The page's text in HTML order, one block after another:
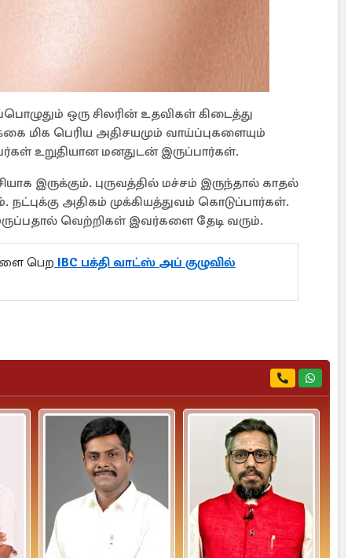
ஒரு சிலரின் உதவிகள் கிடைத்து
மிக பெரிய அதிசயமும் வாய்ப்புகளையும்
உறுதியான மனதுடன் இருப்பார்கள்.
இருக்கும். புருவத்தில் மச்சம் இருந்தால் காதல்
அதிகம் முக்கியத்துவம் கொடுப்பார்கள்.
வெற்றிகள் இவர்களை தேடி வரும்.
பெற IBC பக்தி வாட்ஸ் அப் குழுவில்